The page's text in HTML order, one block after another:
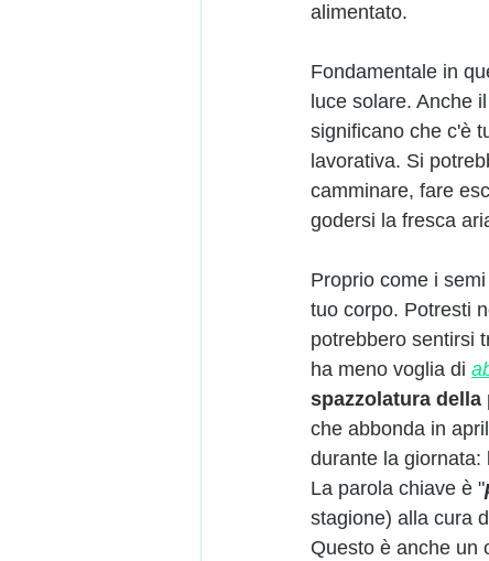
alimentato.
Fondamentale in
luce solare. Anche il
significano che c'è
lavorativa. Si
camminare, fare
godersi la fresca
Proprio come i
tuo corpo. Potresti
potrebbero sentirsi
ha meno voglia di
spazzolatura della
che abbonda in
durante la giornata:
La parola chiave è "
stagione) alla cura
Questo è anche un